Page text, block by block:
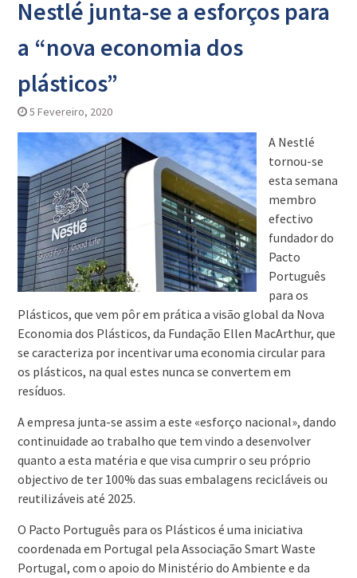
Nestlé junta-se a esforços para
a “nova economia dos
plásticos”
5 Fevereiro, 2020
A Nestlé
tornou-se
esta semana
membro
efectivo
fundador do
Pacto
Português
para os
Plásticos, que vem pôr em prática a visão global da Nova
Economia dos Plásticos, da Fundação Ellen MacArthur, que
se caracteriza por incentivar uma economia circular para
os plásticos, na qual estes nunca se convertem em
resíduos.
A empresa junta-se assim a este «esforço nacional», dando
continuidade ao trabalho que tem vindo a desenvolver
quanto a esta matéria e que visa cumprir o seu próprio
objectivo de ter 100% das suas embalagens recicláveis ou
reutilizáveis até 2025.
O Pacto Português para os Plásticos é uma iniciativa
coordenada em Portugal pela Associação Smart Waste
Portugal, com o apoio do Ministério do Ambiente e da